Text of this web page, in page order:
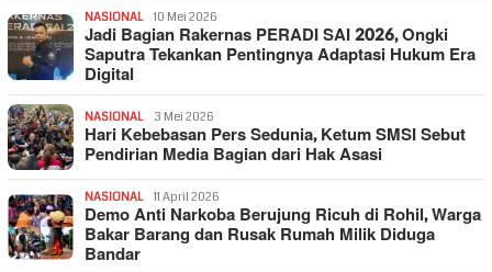
NASIONAL 10 Mei 2026
Jadi Bagian Rakernas PERADI SAI 2026, Ongki
Saputra Tekankan Pentingnya Adaptasi Hukum Era
Digital
NASIONAL 3 Mei 2026
Hari Kebebasan Pers Sedunia, Ketum SMSI Sebut
Pendirian Media Bagian dari Hak Asasi
NASIONAL 11 April 2026
Demo Anti Narkoba Berujung Ricuh di Rohil, Warga
Bakar Barang dan Rusak Rumah Milik Diduga
Bandar